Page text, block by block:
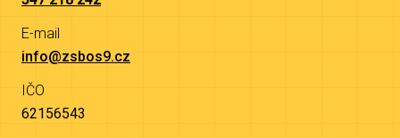
E-mail
info@zsbos9.cz
IČO
62156543